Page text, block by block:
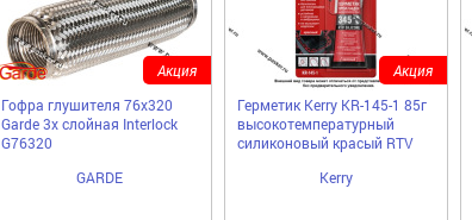
Гофра глушителя 76x320
Garde 3х слойная Interloсk
G76320
GARDE
Акция
Герметик Kerry KR-145-1 85г
высокотемпературный
силиконовый красый RTV
Kerry
Акция